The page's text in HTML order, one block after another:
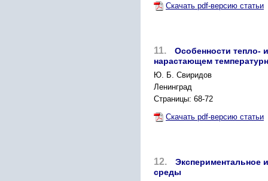
Скачать pdf-версию статьи
11.
Особенности тепло-
нарастающем
Ю. Б. Свиридов
Ленинград
Страницы: 68-72
Скачать pdf-версию статьи
12.
Экспериментальное
среды